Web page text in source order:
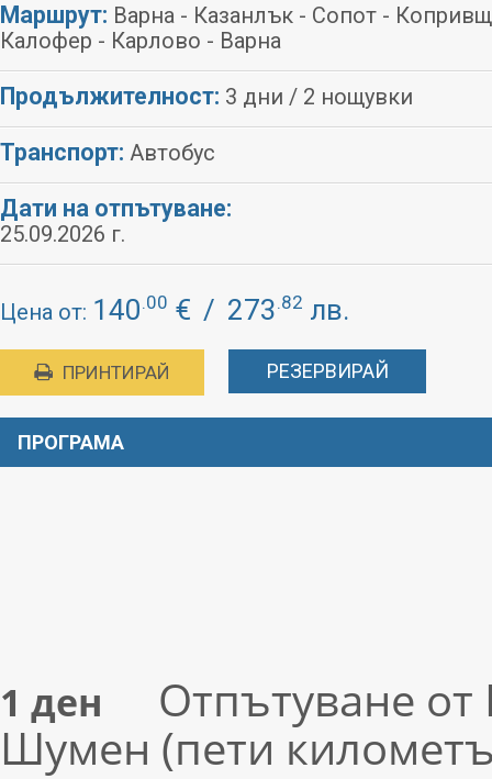
Маршрут: Варна - Казанлък - Сопот -
Калофер - Карлово - Варна
Продължителност: 3 дни / 2 нощувки
Транспорт: Автобус
Дати на отпътуване:
25.09.2026 г.
Цена от: 140.00 € / 273.82 лв.
ПРИНТИРАЙ РЕЗЕРВИРАЙ
ПРОГРАМА
1 ден
Отпътуване
Шумен (пети